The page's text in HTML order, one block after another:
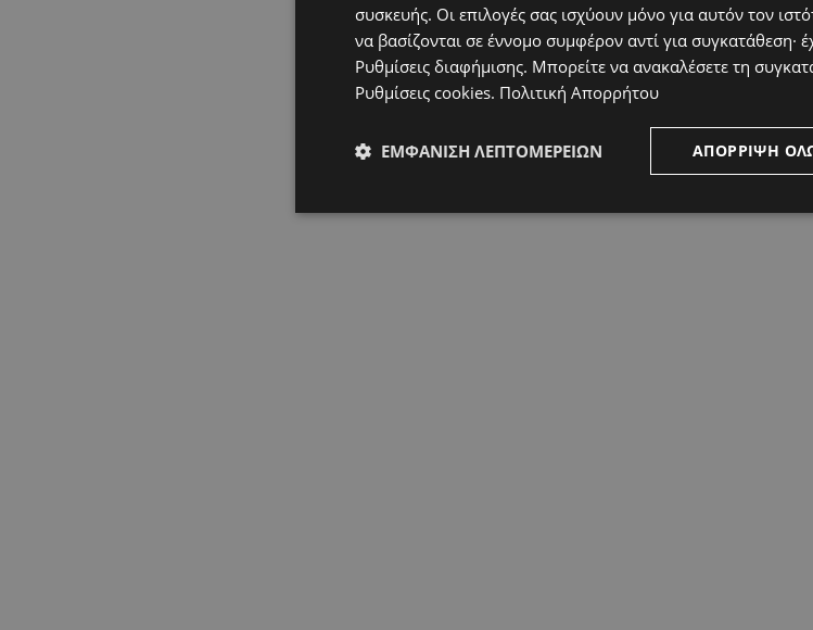
συσκευής. Οι επιλογές σας ισχύουν μόνο για αυτόν τον
να βασίζονται σε έννομο συμφέρον αντί για συγκατάθεση·
Ρυθμίσεις διαφήμισης. Μπορείτε να ανακαλέσετε τη
Ρυθμίσεις cookies. Πολιτική Απορρήτου
ΑΠΌΡΡΙΨΗ
ΕΜΦΆΝΙΣΗ ΛΕΠΤΟΜΕΡΕΙΏΝ